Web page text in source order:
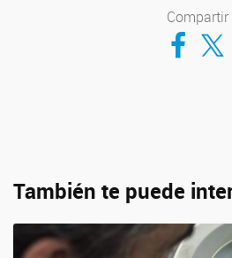
Compartir
Compartir
También te puede